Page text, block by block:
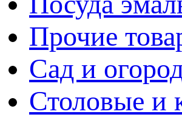
Прочие
Сад и
Столовые и